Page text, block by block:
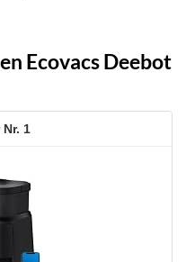
Ecovacs Deebot
1